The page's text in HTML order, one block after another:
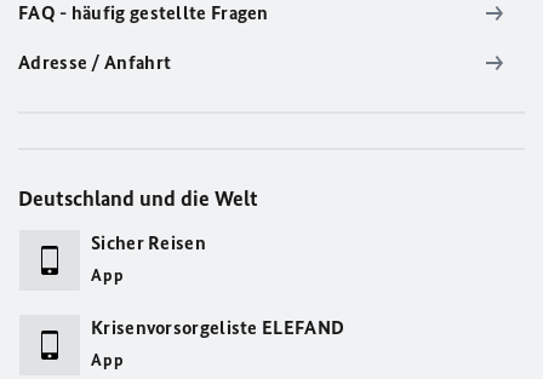
FAQ - häufig gestellte Fragen
Adresse / Anfahrt
Deutschland und die Welt
Sicher Reisen
App
Krisenvorsorgeliste ELEFAND
App